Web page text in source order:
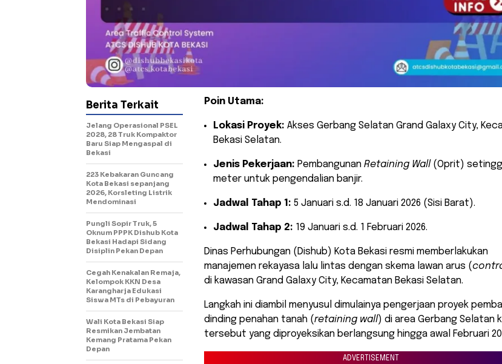
Poin Utama:
Lokasi Proyek: Akses Gerbang Selatan Grand Galaxy City,
Bekasi Selatan.
Jenis Pekerjaan: Pembangunan Retaining Wall (Oprit)
meter untuk pengendalian banjir.
Jadwal Tahap 1: 5 Januari s.d. 18 Januari 2026 (Sisi Barat).
Jadwal Tahap 2: 19 Januari s.d. 1 Februari 2026.
​Dinas Perhubungan (Dishub) Kota Bekasi resmi memberlakukan
manajemen rekayasa lalu lintas dengan skema lawan arus (
di kawasan Grand Galaxy City, Kecamatan Bekasi Selatan.
Langkah ini diambil menyusul dimulainya pengerjaan proyek
dinding penahan tanah (retaining wall) di area Gerbang Selatan
tersebut yang diproyeksikan berlangsung hingga awal Februari
ADVERTISEMENT
Berita Terkait
Jelang Operasional PSEL
2028, 28 Truk Kompaktor
Baru Siap Mengaspal di
Bekasi
223 Kebakaran Guncang
Kota Bekasi sepanjang
2026, Korsleting Listrik
Mendominasi
Pungli Sopir Truk, 5
Oknum PPPK Dishub Kota
Bekasi Hadapi Sidang
Disiplin Pekan Depan
Cegah Kenakalan Remaja,
Kelompok KKN Desa
Karangharja Edukasi
Siswa MTs di Pebayuran
Wali Kota Bekasi Siap
Resmikan Jembatan
Kemang Pratama Pekan
Depan